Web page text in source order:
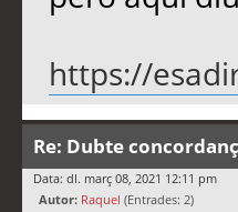
https://
Re: Dubte
Data: dl. març 08, 2021 12:11 pm
Autor: Raquel (Entrades: 2)